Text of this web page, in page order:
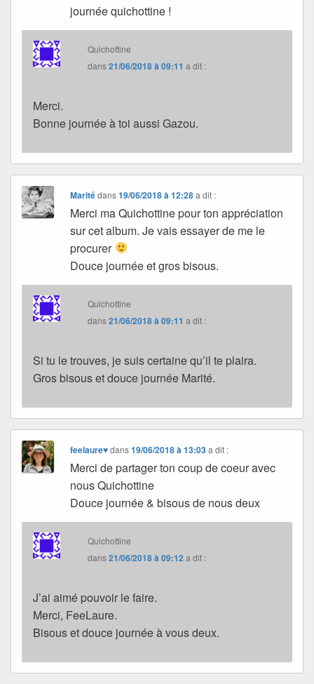
journée quichottine !
Quichottine
dans21/06/2018 à 09:11 a dit :
Merci.
Bonne journée à toi aussi Gazou.
Maritédans19/06/2018 à 12:28 a dit :
Merci ma Quichottine pour ton appréciation
sur cet album. Je vais essayer de me le
procurer
Douce journée et gros bisous.
Quichottine
dans21/06/2018 à 09:11 a dit :
Si tu le trouves, je suis certaine qu’il te plaira.
Gros bisous et douce journée Marité.
feelaure♥dans19/06/2018 à 13:03 a dit :
Merci de partager ton coup de coeur avec
nous Quichottine
Douce journée & bisous de nous deux
Quichottine
dans21/06/2018 à 09:12 a dit :
J’ai aimé pouvoir le faire.
Merci, FeeLaure.
Bisous et douce journée à vous deux.